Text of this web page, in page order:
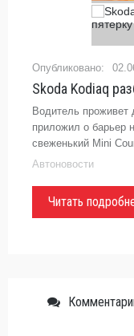
Водитель проживет
приложил о барьер
свеженький Mini
и Suzuki Swift.
Автоновости
Читать